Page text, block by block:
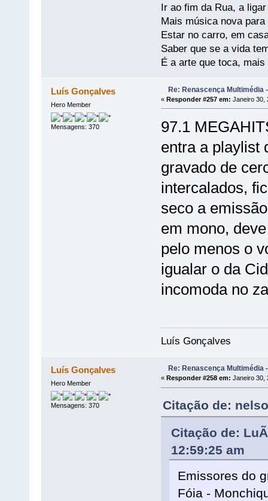
Ir ao fim da Rua, a
Mais música nova
Estar no carro, em
Saber que se a vida
É a arte que toca,
Luís Gonçalves
Hero Member
Mensagens: 370
Re: Renascença Multimédia
« Responder #257 em: Janeiro 30,
97.1
entra a playlist
gravado de
intercalados,
seco a
em mono,
pelo menos o
igualar o da
incomoda no
Luís Gonçalves
Luís Gonçalves
Hero Member
Mensagens: 370
Re: Renascença Multimédia
« Responder #258 em: Janeiro 30,
Citação de:
Citação de:
12:59:25 am
Emissores do
Fóia -